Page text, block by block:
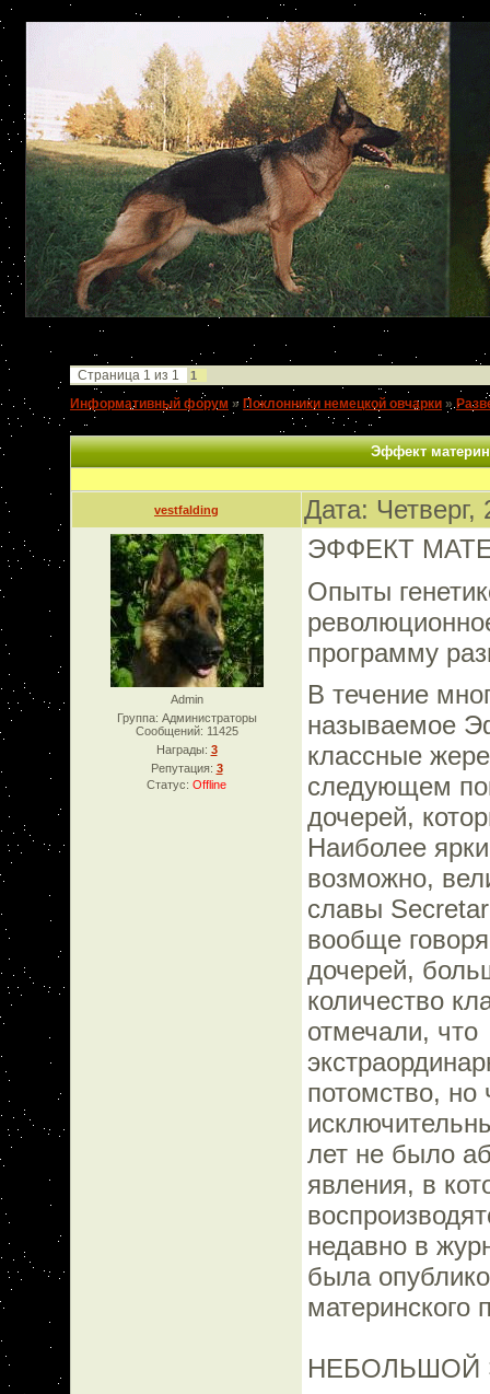
Страница 1 из 1 1
Информативный форум » Поклонники немецкой овчарки »
генетического кода
Эффект
vestfalding Дата:
Admin
Группа: Администраторы
Сообщений: 11425
Награды: 3
Репутация: 3
Статус: Offline
ЭФФЕКТ
Опыты
программу
В течение
называемое
классные
следующем
дочерей,
Наиболее
возможно,
славы
вообще
дочерей,
количество
отмечали, что
потомство, но
лет не было
явления, в
недавно в
была
материнского
НЕБОЛЬШОЙ